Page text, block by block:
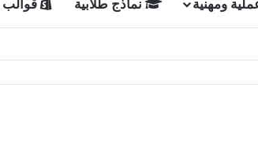
ومهنية نماذج طلابية قوالب